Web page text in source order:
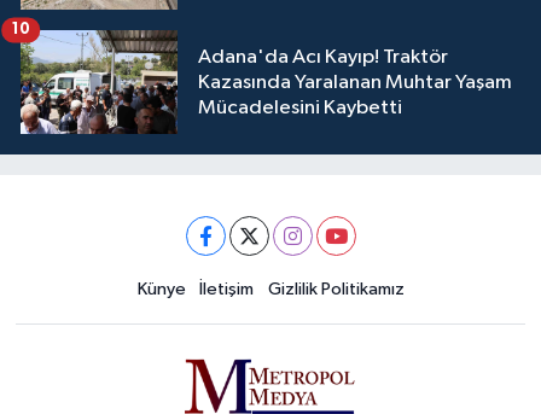
Adana'da Acı Kayıp! Traktör
Kazasında Yaralanan Muhtar Yaşam
Mücadelesini Kaybetti
10
Künye İletişim Gizlilik Politikamız